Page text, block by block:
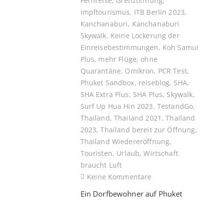
Impftourismus, ITB Berlin 2023,
Kanchanaburi, Kanchanaburi
Skywalk, Keine Lockerung der
Einreisebestimmungen, Koh Samui
Plus, mehr Flüge, ohne
Quarantäne, Omikron, PCR Test,
Phuket Sandbox, reiseblog, SHA,
SHA Extra Plus, SHA Plus, Skywalk,
Surf Up Hua Hin 2023, TestandGo,
Thailand,Thailand 2021 ,Thailand
2023,Thailand bereit zur Öffnung,
Thailand Wiedereröffnung,
Touristen, Urlaub,Wirtschaft
braucht Luft
Keine Kommentare
Ein Dorfbewohner auf Phuket